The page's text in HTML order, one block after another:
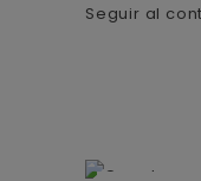
Seguir al